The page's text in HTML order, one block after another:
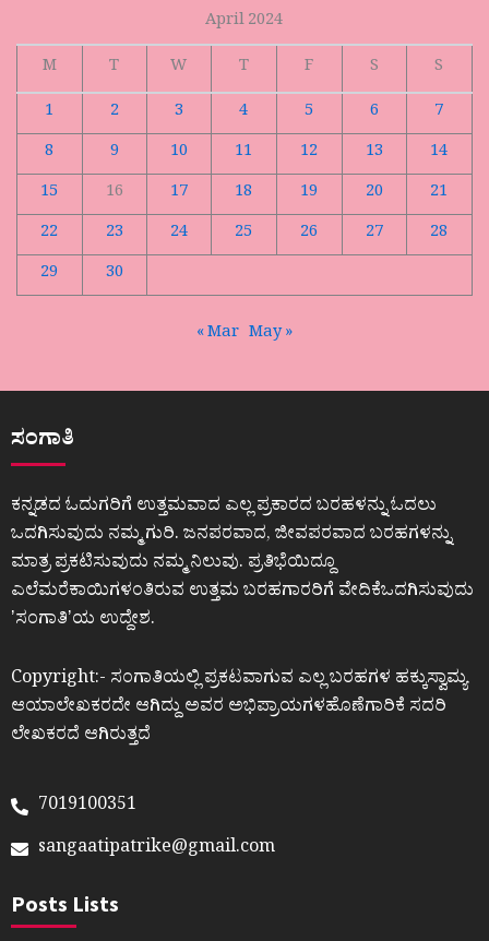
April 2024
M
T W T F S
S
1
2 3 4 5 6
7
8
9 10 11 12 13
14
15
16 17 18 19 20
21
22
23 24 25 26 27
28
29
30
« Mar May »
ಸಂಗಾತಿ
ಕನ್ನಡದ ಓದುಗರಿಗೆ ಉತ್ತಮವಾದ ಎಲ್ಲ ಪ್ರಕಾರದ ಬರಹಳನ್ನು ಓದಲು
ಒದಗಿಸುವುದು ನಮ್ಮ ಗುರಿ. ಜನಪರವಾದ, ಜೀವಪರವಾದ ಬರಹಗಳನ್ನು
ಮಾತ್ರ ಪ್ರಕಟಿಸುವುದು ನಮ್ಮ ನಿಲುವು. ಪ್ರತಿಭೆಯಿದ್ದೂ
ಎಲೆಮರೆಕಾಯಿಗಳಂತಿರುವ ಉತ್ತಮ ಬರಹಗಾರರಿಗೆ ವೇದಿಕೆಒದಗಿಸುವುದು
ʼಸಂಗಾತಿʼಯ ಉದ್ದೇಶ.
Copyright:- ಸಂಗಾತಿಯಲ್ಲಿ ಪ್ರಕಟವಾಗುವ ಎಲ್ಲ ಬರಹಗಳ ಹಕ್ಕುಸ್ವಾಮ್ಯ
ಆಯಾಲೇಖಕರದೇ ಆಗಿದ್ದು ಅವರ ಅಭಿಪ್ರಾಯಗಳಹೊಣೆಗಾರಿಕೆ ಸದರಿ
ಲೇಖಕರದೆ ಆಗಿರುತ್ತದೆ
7019100351
sangaatipatrike@gmail.com
Posts Lists